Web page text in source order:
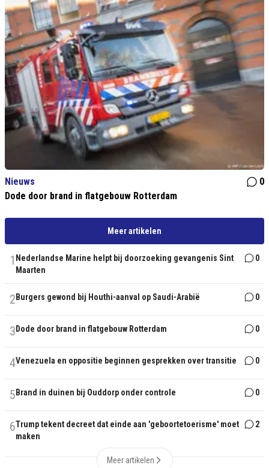
Nieuws
0
Dode door brand in flatgebouw Rotterdam
Meer artikelen
1 Nederlandse Marine helpt bij doorzoeking gevangenis Sint
Maarten
0
2 Burgers gewond bij Houthi-aanval op Saudi-Arabië 0
3 Dode door brand in flatgebouw Rotterdam 0
4Venezuela en oppositie beginnen gesprekken over transitie 0
5 Brand in duinen bij Ouddorp onder controle 0
6Trump tekent decreet dat einde aan 'geboortetoerisme' moet
maken
2
Meer artikelen